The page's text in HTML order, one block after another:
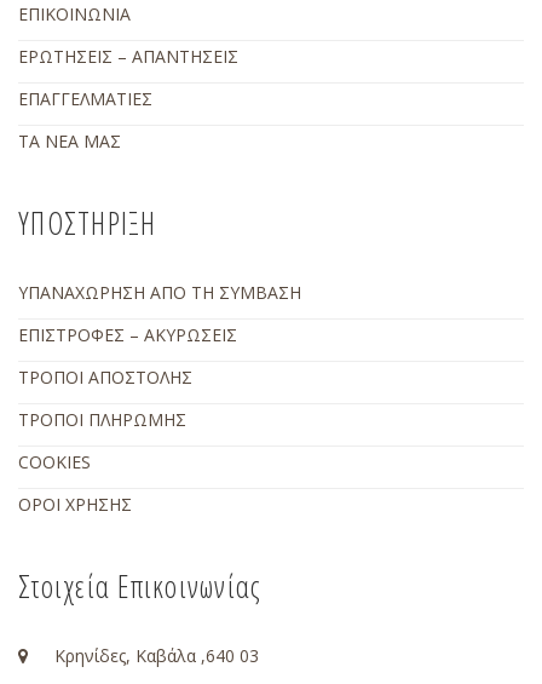
ΕΠΙΚΟΙΝΩΝΙΑ
ΕΡΩΤΗΣΕΙΣ – ΑΠΑΝΤΗΣΕΙΣ
ΕΠΑΓΓΕΛΜΑΤΙΕΣ
ΤΑ ΝΕΑ ΜΑΣ
ΥΠΟΣΤΗΡΙΞΗ
ΥΠΑΝΑΧΩΡΗΣΗ ΑΠΟ ΤΗ ΣΥΜΒΑΣΗ
ΕΠΙΣΤΡΟΦΕΣ – ΑΚΥΡΩΣΕΙΣ
ΤΡΟΠΟΙ ΑΠΟΣΤΟΛΗΣ
ΤΡΟΠΟΙ ΠΛΗΡΩΜΗΣ
COOKIES
ΟΡΟΙ ΧΡΗΣΗΣ
Στοιχεία Επικοινωνίας
Κρηνίδες, Καβάλα ,640 03